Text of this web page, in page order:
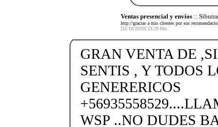
Ventas presencial y envíos ::
http://gracias a mis clientes por sus
[31/10/2020] 23:29 Hrs.
GRAN VENTA DE
SENTIS , Y TODOS
GENERERICOS
WSP ..NO DUDES